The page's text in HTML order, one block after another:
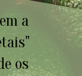
a
os